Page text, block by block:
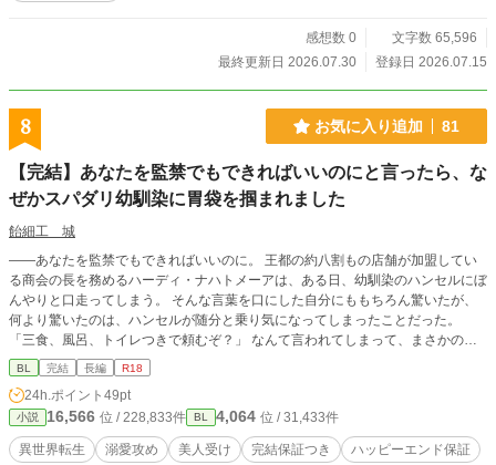
感想数 0
文字数 65,596
最終更新日 2026.07.30
登録日 2026.07.15
8 お気に入り追加 81
【完結】あなたを監禁でもできればいいのにと言ったら、な
ぜかスパダリ幼馴染に胃袋を掴まれました
飴細工 城
――あなたを監禁でもできればいいのに。 王都の約八割もの店舗が加盟してい
る商会の長を務めるハーディ・ナハトメーアは、ある日、幼馴染のハンセルにぼ
んやりと口走ってしまう。 そんな言葉を口にした自分にももちろん驚いたが、
何より驚いたのは、ハンセルが随分と乗り気になってしまったことだった。
「三食、風呂、トイレつきで頼むぞ？」 なんて言われてしまって、まさかの自
分が買い出しに行くことに？！ ただ海の生物のように、静かに、穏やかにたゆ
たっていたかっただけだった商会長は、その日から、生活力満点の幼馴染に甘や
かされる。 仕事の時にはお弁当を持たされるし、家に帰ればご飯を用意してく
れている。 どうしてそんなに、彼は楽しそうなんだろう……。 そんななか、商
会に加盟したいと辺境の地から、とあるご令嬢が王都へやってくる。 彼女は辺
境伯の実娘でありながら、最近ようやく落ち着いた辺境の地の流行病に対する薬
BL 完結 長編 R18
24h.ポイント 49pt
小説 16,566 位 / 228,833件 BL 4,064 位 / 31,433件
異世界転生 溺愛攻め 美人受け 完結保証つき ハッピーエンド保証